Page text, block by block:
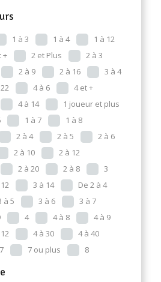
1 à 3 1 à 4
1 à 12
+ 2 et Plus
2 à 3
2 à 9 2 à 16
3 à 4
4 à 6
4 et +
4 à 14
1 joueur et plus
1 à 7
1 à 8
2 à 4 2 à 5
2 à 6
2 à 10
2 à 12
2 à 20 2 à 8
3
3 à 14
De 2 à 4
à 5 3 à 6
3 à 7
4 4 à 8
4 à 9
4 à 30
4 à 40
7 7 ou plus 8